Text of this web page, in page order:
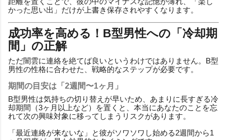
かった思い出」だけが上書き保存されやすくなります。
成功率を高める！B型男性への「冷却期
間」の正解
ただ闇雲に連絡を絶てば良いというわけではありません。B型
男性の性格に合わせた、戦略的なステップが必要です。
期間の目安は「2週間〜1ヶ月」
B型男性は気持ちの切り替えが早いため、あまりに長すぎる冷
却期間（3ヶ月以上など）を置くと、本当にあなたのことを忘
れて次の興味対象に移ってしまうリスクがあります。
「最近連絡が来ないな」と彼がソワソワし始める2週間から1